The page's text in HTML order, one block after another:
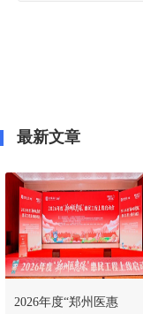
最新文章
2026年度“郑州医惠